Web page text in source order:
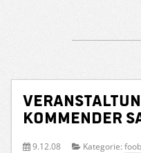
kommender
9.12.08 Kategorie: